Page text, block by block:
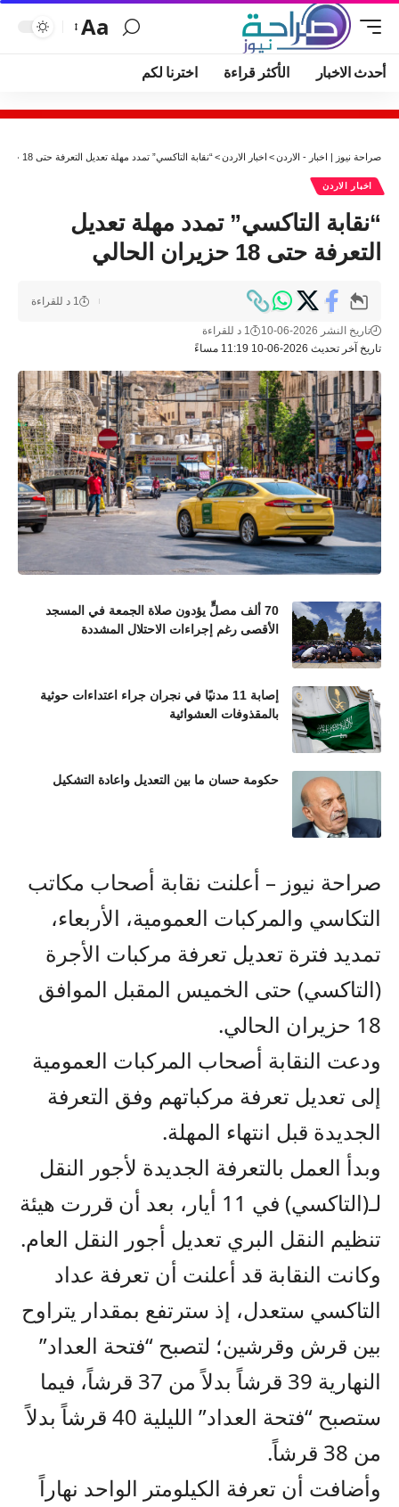
Aa
أحدث الاخبار الأكثر قراءة اخترنا لكم
صراحة نيوز | اخبار - الاردن> اخبار الاردن>“نقابة التاكسي” تمدد مهلة تعديل التعرفة حتى 18 حزيران الحالي
اخبار الاردن
“نقابة التاكسي” تمدد مهلة تعديل
التعرفة حتى 18 حزيران الحالي
تاريخ آخر تحديث 2026-06-10 11:19 مساءً
تاريخ النشر 2026-06-10 1 د للقراءة
1 د للقراءة
70 ألف مصلٍّ يؤدون صلاة الجمعة في المسجد
الأقصى رغم إجراءات الاحتلال المشددة
إصابة 11 مدنيًا في نجران جراء اعتداءات حوثية
بالمقذوفات العشوائية
حكومة حسان ما بين التعديل واعادة التشكيل
صراحة نيوز – أعلنت نقابة أصحاب مكاتب
التكاسي والمركبات العمومية، الأربعاء،
تمديد فترة تعديل تعرفة مركبات الأجرة
(التاكسي) حتى الخميس المقبل الموافق
18 حزيران الحالي.
ودعت النقابة أصحاب المركبات العمومية
إلى تعديل تعرفة مركباتهم وفق التعرفة
الجديدة قبل انتهاء المهلة.
وبدأ العمل بالتعرفة الجديدة لأجور النقل
لـ(التاكسي) في 11 أيار، بعد أن قررت هيئة
تنظيم النقل البري تعديل أجور النقل العام.
وكانت النقابة قد أعلنت أن تعرفة عداد
التاكسي ستعدل، إذ سترتفع بمقدار يتراوح
بين قرش وقرشين؛ لتصبح “فتحة العداد”
النهارية 39 قرشاً بدلاً من 37 قرشاً، فيما
ستصبح “فتحة العداد” الليلية 40 قرشاً بدلاً
من 38 قرشاً.
وأضافت أن تعرفة الكيلومتر الواحد نهاراً